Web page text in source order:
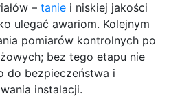
– tanie i niskiej jakości
ulegać awariom. Kolejnym
pomiarów kontrolnych po
bez tego etapu nie
do bezpieczeństwa i
instalacji.